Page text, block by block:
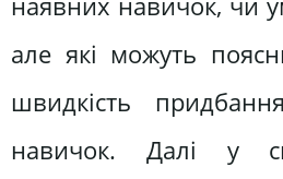
але які можуть
швидкість
навичок. Далі у